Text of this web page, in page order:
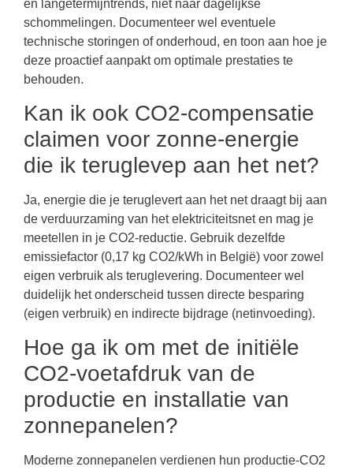
en langetermijntrends, niet naar dagelijkse
schommelingen. Documenteer wel eventuele
technische storingen of onderhoud, en toon aan hoe je
deze proactief aanpakt om optimale prestaties te
behouden.
Kan ik ook CO2-compensatie
claimen voor zonne-energie
die ik teruglevер aan het net?
Ja, energie die je teruglevert aan het net draagt bij aan
de verduurzaming van het elektriciteitsnet en mag je
meetellen in je CO2-reductie. Gebruik dezelfde
emissiefactor (0,17 kg CO2/kWh in België) voor zowel
eigen verbruik als teruglevering. Documenteer wel
duidelijk het onderscheid tussen directe besparing
(eigen verbruik) en indirecte bijdrage (netinvoeding).
Hoe ga ik om met de initiële
CO2-voetafdruk van de
productie en installatie van
zonnepanelen?
Moderne zonnepanelen verdienen hun productie-CO2